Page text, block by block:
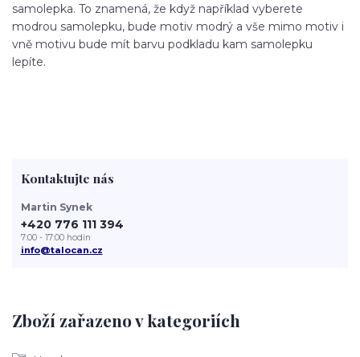
samolepka. To znamená, že když například vyberete
modrou samolepku, bude motiv modrý a vše mimo motiv i
vně motivu bude mít barvu podkladu kam samolepku
lepíte.
Zboží zařazeno v kategoriích
Kontaktujte nás
Martin Synek
+420 776 111 394
7:00 - 17:00 hodin
info@talocan.cz